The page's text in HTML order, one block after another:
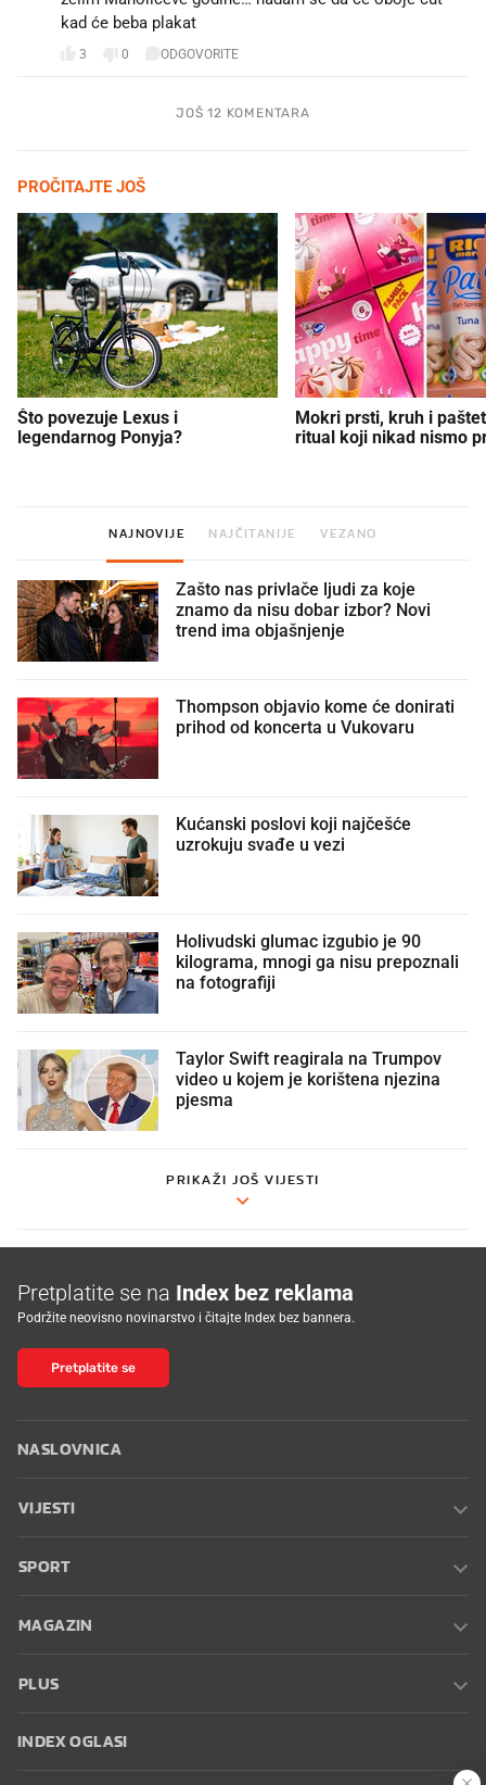
kad će beba plakat
3 0 ODGOVORITE
JOŠ 12 KOMENTARA
PROČITAJTE JOŠ
Što povezuje Lexus i
legendarnog Ponyja?
Mokri prsti, kruh i
ritual koji nikad nismo
NAJNOVIJE NAJČITANIJE VEZANO
Zašto nas privlače ljudi za koje
znamo da nisu dobar izbor? Novi
trend ima objašnjenje
Thompson objavio kome će donirati
prihod od koncerta u Vukovaru
Kućanski poslovi koji najčešće
uzrokuju svađe u vezi
Holivudski glumac izgubio je 90
kilograma, mnogi ga nisu prepoznali
na fotografiji
Taylor Swift reagirala na Trumpov
video u kojem je korištena njezina
pjesma
PRIKAŽI JOŠ VIJESTI
Pretplatite se na Index bez reklama
Podržite neovisno novinarstvo i čitajte Index bez bannera.
Pretplatite se
NASLOVNICA
VIJESTI
SPORT
MAGAZIN
PLUS
INDEX OGLASI